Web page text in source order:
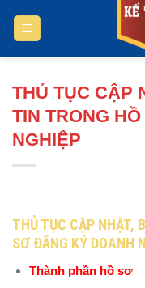
THỦ TỤC CẬP
TIN TRONG
NGHIỆP
THỦ TỤC CẬP NHẬT,
SƠ ĐĂNG KÝ DOANH
Thành phần hồ sơ